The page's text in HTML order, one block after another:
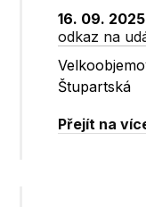
16. 09.
odkaz na
Štupartská
Přejít na